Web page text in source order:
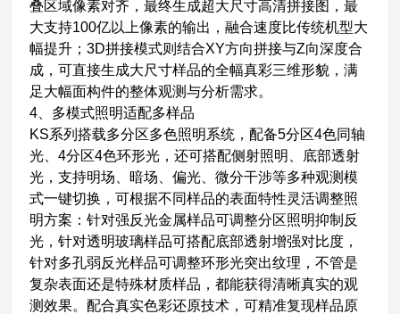
叠区域像素对齐，最终生成超大尺寸高清拼接图，最
大支持100亿以上像素的输出，融合速度比传统机型大
幅提升；3D拼接模式则结合XY方向拼接与Z向深度合
成，可直接生成大尺寸样品的全幅真彩三维形貌，满
足大幅面构件的整体观测与分析需求。
4、多模式照明适配多样品
KS系列搭载多分区多色照明系统，配备5分区4色同轴
光、4分区4色环形光，还可搭配侧射照明、底部透射
光，支持明场、暗场、偏光、微分干涉等多种观测模
式一键切换，可根据不同样品的表面特性灵活调整照
明方案：针对强反光金属样品可调整分区照明抑制反
光，针对透明玻璃样品可搭配底部透射增强对比度，
针对多孔弱反光样品可调整环形光突出纹理，不管是
复杂表面还是特殊材质样品，都能获得清晰真实的观
测效果。配合真实色彩还原技术，可精准复现样品原